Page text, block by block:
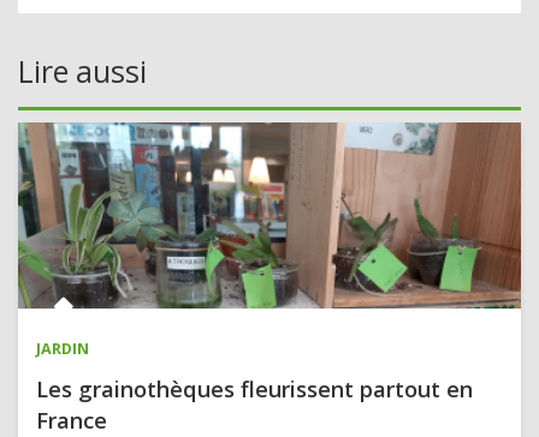
Lire aussi
JARDIN
Les grainothèques fleurissent partout en
France